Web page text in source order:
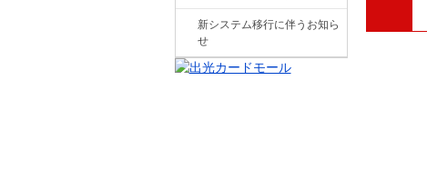
新システム移行に伴うお知ら
せ